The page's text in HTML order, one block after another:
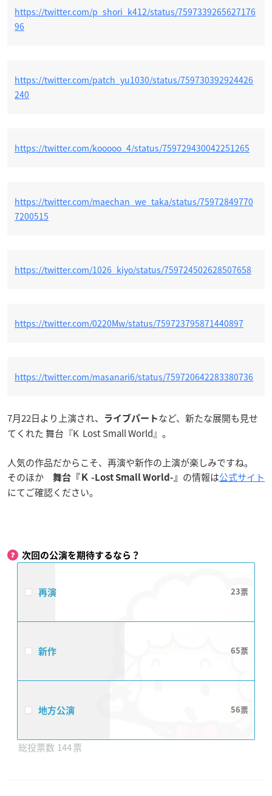
https://twitter.com/p_shori_k412/status/7597339265627176
96
https://twitter.com/patch_yu1030/status/759730392924426
240
https://twitter.com/kooooo_4/status/759729430042251265
https://twitter.com/maechan_we_taka/status/75972849770
7200515
https://twitter.com/1026_kiyo/status/759724502628507658
https://twitter.com/0220Mw/status/759723795871440897
https://twitter.com/masanari6/status/759720642283380736
7月22日より上演され、 ライブパート など、新たな展開も見せ
てくれた 舞台『K Lost Small World』。
人気の作品だからこそ、再演や新作の上演が楽しみですね。
そのほか
舞台『Ｋ -Lost Small World-』 の情報は公式サイト
にてご確認ください。
次回の公演を期待するなら？
再演 23
新作 65
地方公演 56
144